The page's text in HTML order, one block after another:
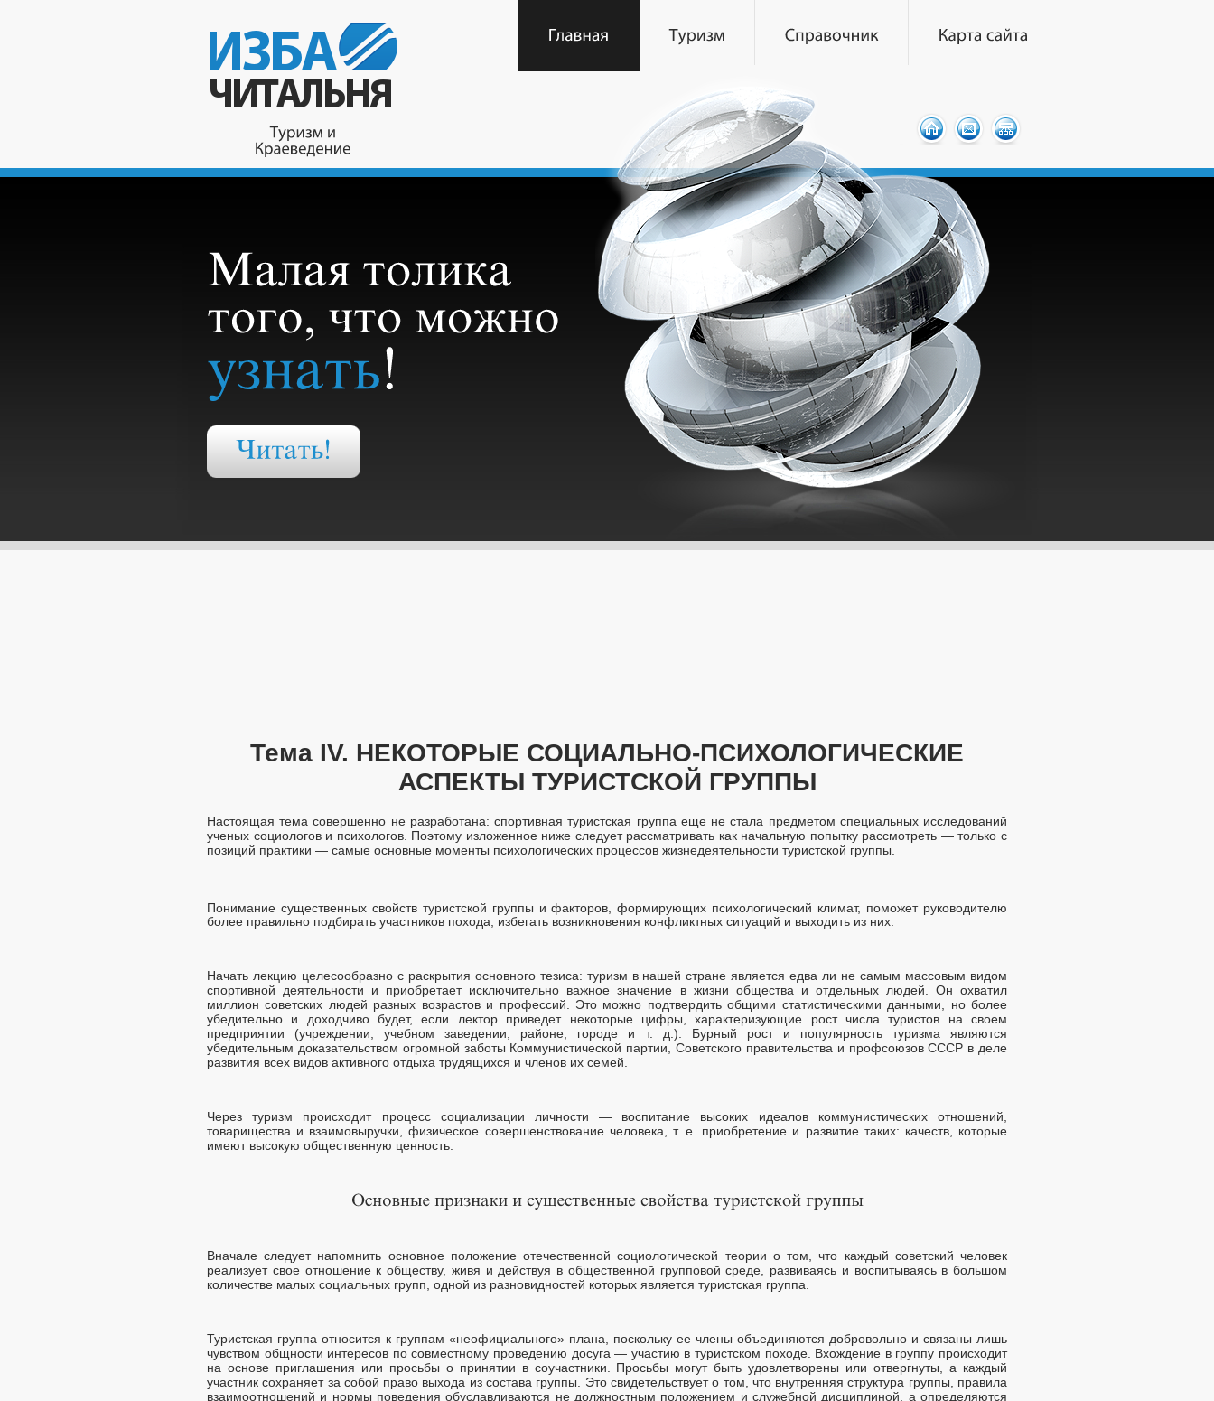
Тема IV. НЕКОТОРЫЕ СОЦИАЛЬНО-ПСИХОЛОГИЧЕСКИЕ
АСПЕКТЫ ТУРИСТСКОЙ ГРУППЫ
Настоящая тема совершенно не разработана: спортивная туристская группа еще не стала предметом специальных исследований
ученых социологов и психологов. Поэтому изложенное ниже следует рассматривать как начальную попытку рассмотреть — только с
позиций практики — самые основные моменты психологических процессов жизнедеятельности туристской группы.
Понимание существенных свойств туристской группы и факторов, формирующих психологический климат, поможет руководителю
более правильно подбирать участников похода, избегать возникновения конфликтных ситуаций и выходить из них.
Начать лекцию целесообразно с раскрытия основного тезиса: туризм в нашей стране является едва ли не самым массовым видом
спортивной деятельности и приобретает исключительно важное значение в жизни общества и отдельных людей. Он охватил
миллион советских людей разных возрастов и профессий. Это можно подтвердить общими статистическими данными, но более
убедительно и доходчиво будет, если лектор приведет некоторые цифры, характеризующие рост числа туристов на своем
предприятии (учреждении, учебном заведении, районе, городе и т. д.). Бурный рост и популярность туризма являются
убедительным доказательством огромной заботы Коммунистической партии, Советского правительства и профсоюзов СССР в деле
развития всех видов активного отдыха трудящихся и членов их семей.
Через туризм происходит процесс социализации личности — воспитание высоких идеалов коммунистических отношений,
товарищества и взаимовыручки, физическое совершенствование человека, т. е. приобретение и развитие таких: качеств, которые
имеют высокую общественную ценность.
Вначале следует напомнить основное положение отечественной социологической теории о том, что каждый советский человек
реализует свое отношение к обществу, живя и действуя в общественной групповой среде, развиваясь и воспитываясь в большом
количестве малых социальных групп, одной из разновидностей которых является туристская группа.
Туристская группа относится к группам «неофициального» плана, поскольку ее члены объединяются добровольно и связаны лишь
чувством общности интересов по совместному проведению досуга — участию в туристском походе. Вхождение в группу происходит
на основе приглашения или просьбы о принятии в соучастники. Просьбы могут быть удовлетворены или отвергнуты, а каждый
участник сохраняет за собой право выхода из состава группы. Это свидетельствует о том, что внутренняя структура группы, правила
взаимоотношений и нормы поведения обуславливаются не должностным положением и служебной дисциплиной, а определяются